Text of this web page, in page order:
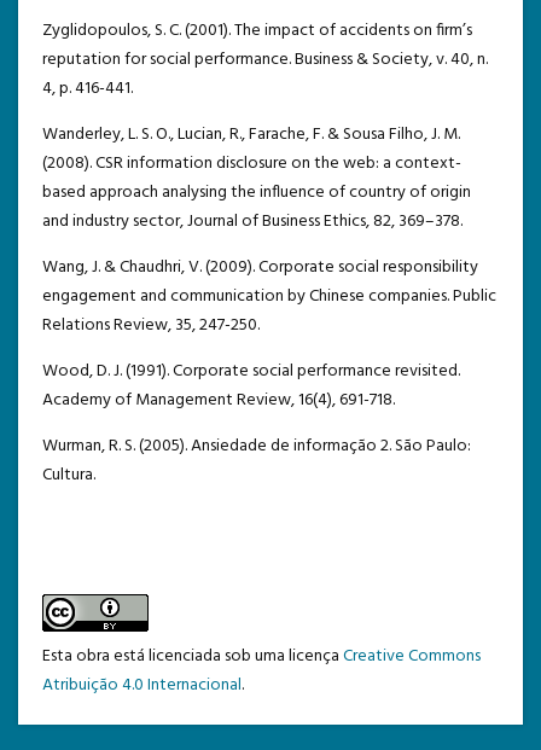
Zyglidopoulos, S. C. (2001). The impact of accidents on firm’s
reputation for social performance. Business & Society, v. 40, n.
4, p. 416-441.
Wanderley, L. S. O., Lucian, R., Farache, F. & Sousa Filho, J. M.
(2008). CSR information disclosure on the web: a context-
based approach analysing the influence of country of origin
and industry sector, Journal of Business Ethics, 82, 369–378.
Wang, J. & Chaudhri, V. (2009). Corporate social responsibility
engagement and communication by Chinese companies. Public
Relations Review, 35, 247-250.
Wood, D. J. (1991). Corporate social performance revisited.
Academy of Management Review, 16(4), 691-718.
Wurman, R. S. (2005). Ansiedade de informação 2. São Paulo:
Cultura.
Esta obra está licenciada sob uma licençaCreative Commons
Atribuição 4.0 Internacional.